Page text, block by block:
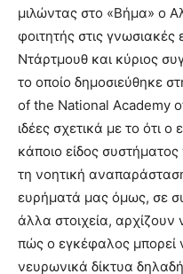
μιλώντας στο «Βήμα» ο
φοιτητής στις γνωσιακές
Ντάρτμουθ και κύριος
το οποίο δημοσιεύθηκε
of the National Academy
ιδέες σχετικά με το ότι
κάποιο είδος συστήματος
τη νοητική
ευρήματά μας όμως, σε
άλλα στοιχεία,
πώς ο εγκέφαλος μπορεί
νευρωνικά δίκτυα